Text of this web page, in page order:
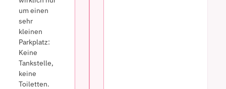
um einen
sehr
kleinen
Parkplatz:
Keine
Tankstelle,
keine
Toiletten.